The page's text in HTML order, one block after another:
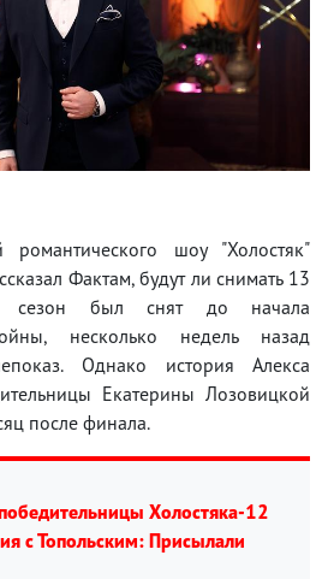
шоу "Холостяк"
Фактам, будут ли снимать 13
сезон был снят до начала
несколько недель назад
Однако история Алекса
Екатерины Лозовицкой
после финала.
Холостяка-12
с Топольским: Присылали